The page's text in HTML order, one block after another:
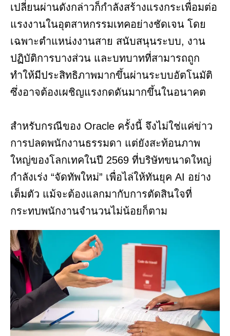
เปลี่ยนผ่านดังกล่าวก็กำลังสร้างแรงกระเพื่อมต่อ
แรงงานในอุตสาหกรรมเทคอย่างชัดเจน โดย
เฉพาะตำแหน่งงานสาย สนับสนุนระบบ, งาน
ปฏิบัติการบางส่วน และบทบาทที่สามารถถูก
ทำให้มีประสิทธิภาพมากขึ้นผ่านระบบอัตโนมัติ
ซึ่งอาจต้องเผชิญแรงกดดันมากขึ้นในอนาคต
สำหรับกรณีของ Oracle ครั้งนี้ จึงไม่ใช่แค่ข่าว
การปลดพนักงานธรรมดา แต่ยังสะท้อนภาพ
ใหญ่ของโลกเทคในปี 2569 ที่บริษัทขนาดใหญ่
กำลังเร่ง “จัดทัพใหม่” เพื่อไล่ให้ทันยุค AI อย่าง
เต็มตัว แม้จะต้องแลกมากับการตัดสินใจที่
กระทบพนักงานจำนวนไม่น้อยก็ตาม